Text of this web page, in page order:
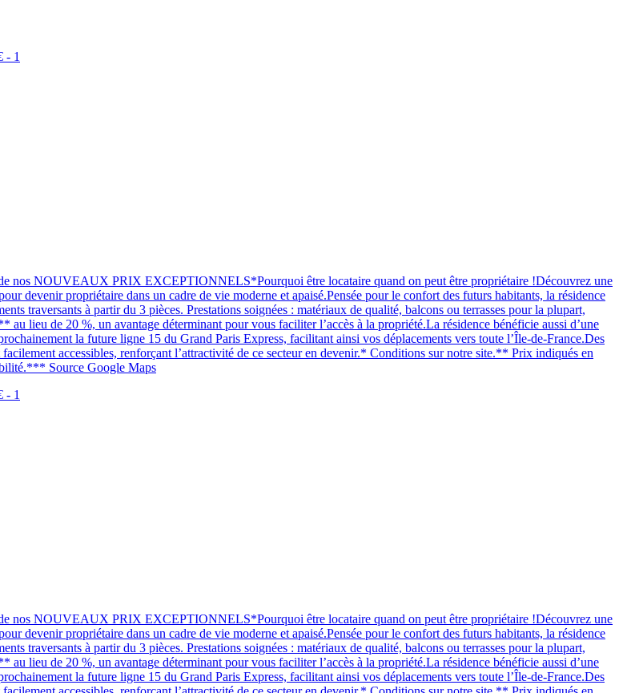
NOUVEAUX PRIX EXCEPTIONNELS*Pourquoi être locataire quand on peut être propriétaire !Découvrez une
devenir propriétaire dans un cadre de vie moderne et apaisé.Pensée pour le confort des futurs habitants, la résidence
traversants à partir du 3 pièces. Prestations soignées : matériaux de qualité, balcons ou terrasses pour la plupart,
lieu de 20 %, un avantage déterminant pour vous faciliter l’accès à la propriété.La résidence bénéficie aussi d’une
la future ligne 15 du Grand Paris Express, facilitant ainsi vos déplacements vers toute l’Île-de-France.Des
accessibles, renforçant l’attractivité de ce secteur en devenir.* Conditions sur notre site.** Prix indiqués en
Source Google Maps
NOUVEAUX PRIX EXCEPTIONNELS*Pourquoi être locataire quand on peut être propriétaire !Découvrez une
devenir propriétaire dans un cadre de vie moderne et apaisé.Pensée pour le confort des futurs habitants, la résidence
traversants à partir du 3 pièces. Prestations soignées : matériaux de qualité, balcons ou terrasses pour la plupart,
lieu de 20 %, un avantage déterminant pour vous faciliter l’accès à la propriété.La résidence bénéficie aussi d’une
la future ligne 15 du Grand Paris Express, facilitant ainsi vos déplacements vers toute l’Île-de-France.Des